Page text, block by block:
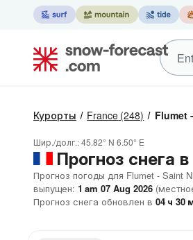
Курорты France (248) Flumet
Шир./долг.:45.82° N 6.50° E
Прогноз снега
Прогноз погоды для Flumet - Saint
выпущен: 1 am 07 Aug 2026
Прогноз снега обновлен в 04 ч 30